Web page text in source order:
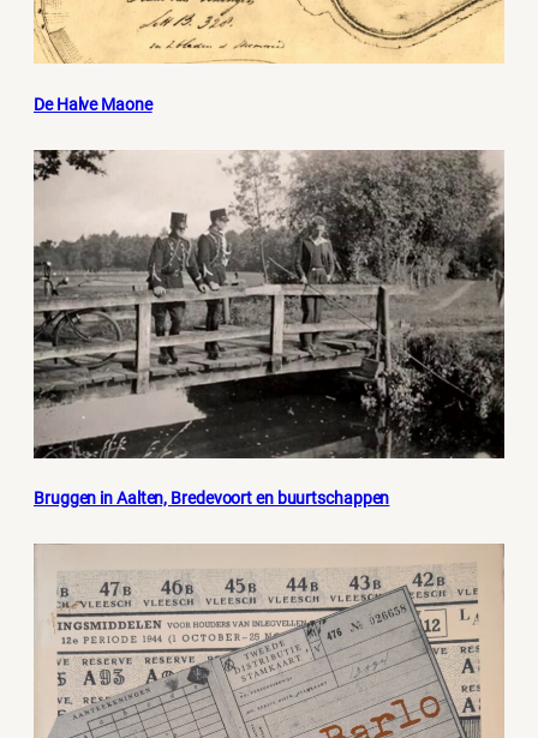
De Halve Maone
Bruggen in Aalten, Bredevoort en buurtschappen